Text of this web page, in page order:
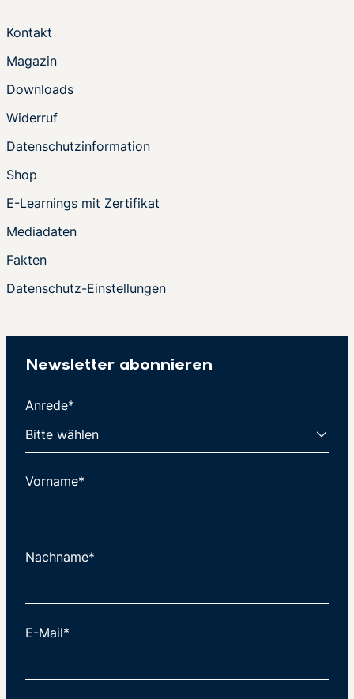
Kontakt
Magazin
Downloads
Widerruf
Datenschutzinformation
Shop
E-Learnings mit Zertifikat
Mediadaten
Fakten
Datenschutz-Einstellungen
Newsletter abonnieren
Anrede*
Vorname*
Nachname*
E-Mail*